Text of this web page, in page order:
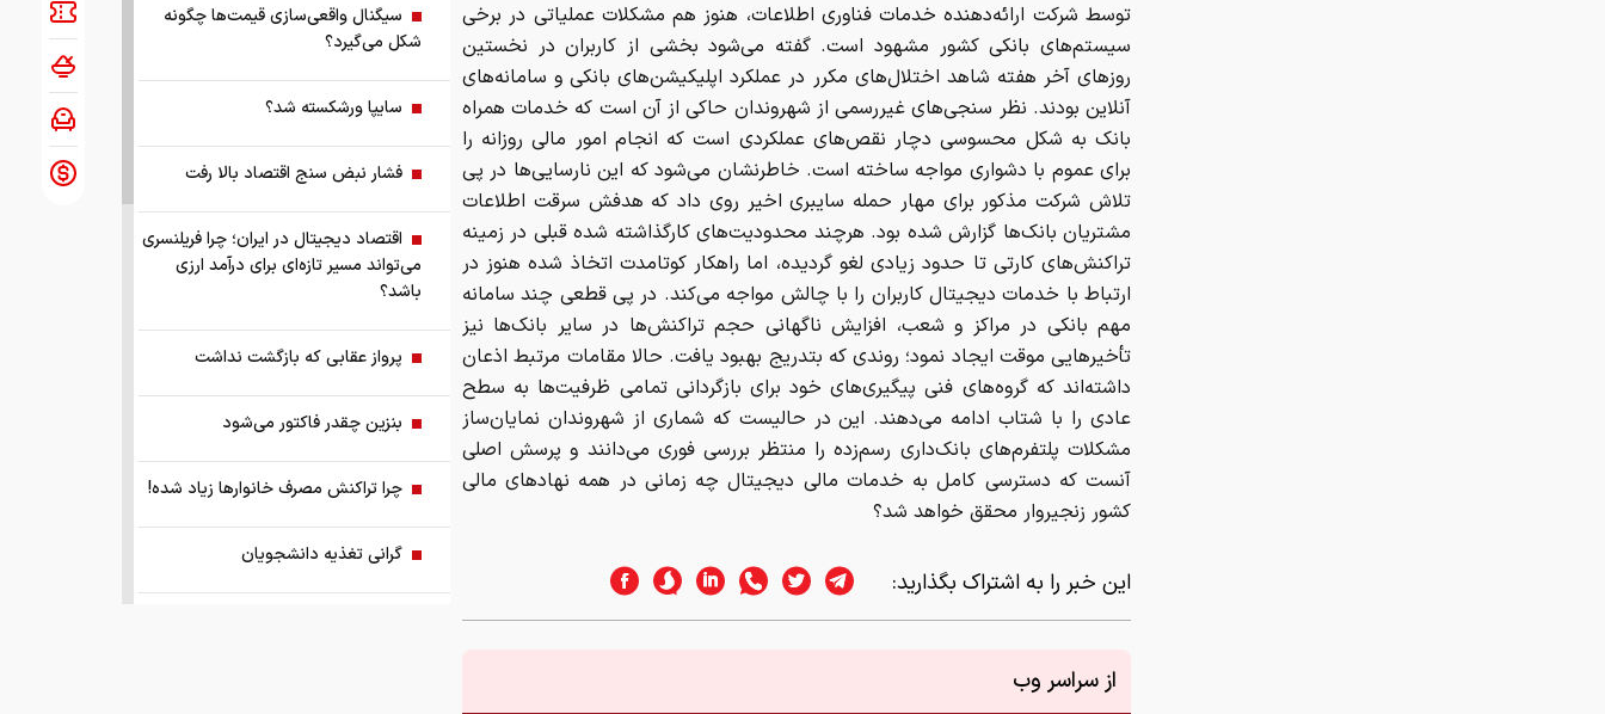
توسط شرکت ارائه‌دهنده خدمات فناوری اطلاعات، هنوز هم مشکلات عملیاتی در برخی
سیستم‌های بانکی کشور مشهود است. گفته می‌شود بخشی از کاربران در نخستین
روزهای آخر هفته شاهد اختلال‌های مکرر در عملکرد اپلیکیشن‌های بانکی و سامانه‌های
آنلاین بودند. نظر سنجی‌های غیررسمی از شهروندان حاکی از آن است که خدمات همراه
بانک به شکل محسوسی دچار نقص‌های عملکردی است که انجام امور مالی روزانه را
برای عموم با دشواری مواجه ساخته است. خاطرنشان می‌شود که این نارسایی‌ها در پی
تلاش شرکت مذکور برای مهار حمله سایبری اخیر روی داد که هدفش سرقت اطلاعات
مشتریان بانک‌ها گزارش شده بود. هرچند محدودیت‌های کارگذاشته شده قبلی در زمینه
تراکنش‌های کارتی تا حدود زیادی لغو گردیده، اما راهکار کوتا‌مدت اتخاذ شده هنوز در
ارتباط با خدمات دیجیتال کاربران را با چالش مواجه می‌کند. در پی قطعی چند سامانه
مهم بانکی در مراکز و شعب، افزایش ناگهانی حجم تراکنش‌ها در سایر بانک‌ها نیز
تأخیرهایی موقت ایجاد نمود؛ روندی که بتدریج بهبود یافت. حالا مقامات مرتبط اذعان
داشته‌اند که گروه‌های فنی پیگیری‌های خود برای بازگردانی تمامی ظرفیت‌ها به سطح
عادی را با شتاب ادامه می‌دهند. این در حالیست که شماری از شهروندان نمایان‌ساز
مشکلات پلتفرم‌های بانک‌داری رسم‌زده را منتظر بررسی فوری می‌دانند و پرسش اصلی
آنست که دسترسی کامل به خدمات مالی دیجیتال چه زمانی در همه نهادهای مالی
کشور زنجیروار محقق خواهد شد؟
این خبر را به اشتراک بگذارید:
از سراسر وب
سیگنال واقعی‌سازی قیمت‌ها چگونه
شکل می‌گیرد؟
سایپا ورشکسته شد؟
فشار نبض سنج اقتصاد بالا رفت
اقتصاد دیجیتال در ایران؛ چرا فریلنسری
می‌تواند مسیر تازه‌ای برای درآمد ارزی
باشد؟
پرواز عقابی که بازگشت نداشت
بنزین چقدر فاکتور می‌شود
چرا تراکنش مصرف خانوارها زیاد شده!
گرانی تغذیه دانشجویان